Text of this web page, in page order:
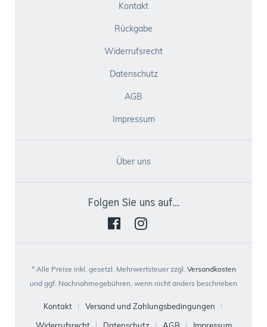
Kontakt
Rückgabe
Widerrufsrecht
Datenschutz
AGB
Impressum
Über uns
Folgen Sie uns auf...
* Alle Preise inkl. gesetzl. Mehrwertsteuer zzgl. Versandkosten
und ggf. Nachnahmegebühren, wenn nicht anders beschrieben
Kontakt
Versand und Zahlungsbedingungen